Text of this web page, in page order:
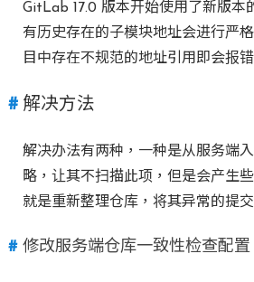
GitLab 17.0 版本开始使用了新版本
有历史存在的子模块地址会进行严
目中存在不规范的地址引用即会报错
解决方法
解决办法有两种，一种是从服务端
略，让其不扫描此项，但是会产生
就是重新整理仓库，将其异常的提
修改服务端仓库一致性检查配置